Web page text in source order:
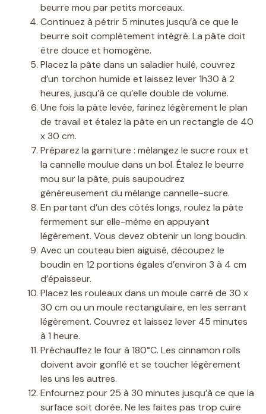
beurre mou par petits morceaux.
Continuez à pétrir 5 minutes jusqu’à ce que le
beurre soit complètement intégré. La pâte doit
être douce et homogène.
Placez la pâte dans un saladier huilé, couvrez
d’un torchon humide et laissez lever 1h30 à 2
heures, jusqu’à ce qu’elle double de volume.
Une fois la pâte levée, farinez légèrement le plan
de travail et étalez la pâte en un rectangle de 40
x 30 cm.
Préparez la garniture : mélangez le sucre roux et
la cannelle moulue dans un bol. Étalez le beurre
mou sur la pâte, puis saupoudrez
généreusement du mélange cannelle-sucre.
En partant d’un des côtés longs, roulez la pâte
fermement sur elle-même en appuyant
légèrement. Vous devez obtenir un long boudin.
Avec un couteau bien aiguisé, découpez le
boudin en 12 portions égales d’environ 3 à 4 cm
d’épaisseur.
Placez les rouleaux dans un moule carré de 30 x
30 cm ou un moule rectangulaire, en les serrant
légèrement. Couvrez et laissez lever 45 minutes
à 1 heure.
Préchauffez le four à 180°C. Les cinnamon rolls
doivent avoir gonflé et se toucher légèrement
les uns les autres.
Enfournez pour 25 à 30 minutes jusqu’à ce que la
surface soit dorée. Ne les faites pas trop cuire